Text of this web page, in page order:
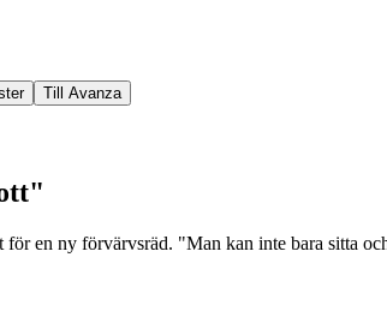
Till Avanza
en ny förvärvsräd. "Man kan inte bara sitta